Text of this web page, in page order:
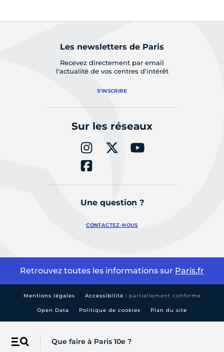
Menu Que faire à Paris 10e ?
Les newsletters de Paris
Recevez directement par email
l'actualité de vos centres d'intérêt
S'INSCRIRE
Sur les réseaux
Une question ?
CONTACTEZ-NOUS
Retrouvez toutes les informations sur Paris.fr
Mentions légales Accessibilité : partiellement conforme
Open Data Politique de cookies Plan du site